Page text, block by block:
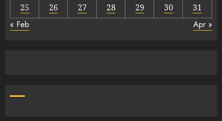
25
26 27 28 29 30 31
« Feb Apr »